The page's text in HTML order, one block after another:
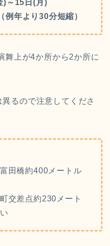
)～15日(月)
年より30分短縮）
舞上が4か所から2か所に
るので注意してくださ
田橋約400メートル
交差点約230メート